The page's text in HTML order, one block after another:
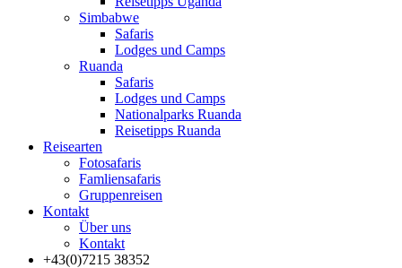
Simbabwe
Safaris
Lodges und Camps
Ruanda
Safaris
Lodges und Camps
Nationalparks Ruanda
Reisetipps Ruanda
Reisearten
Fotosafaris
Famliensafaris
Gruppenreisen
Kontakt
Über uns
Kontakt
+43(0)7215 38352